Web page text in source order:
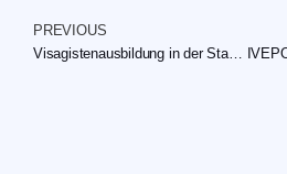
PREVIOUS
Visagistenausbildung in der Stadt Reutlingen: Chancen und Erlebnisse